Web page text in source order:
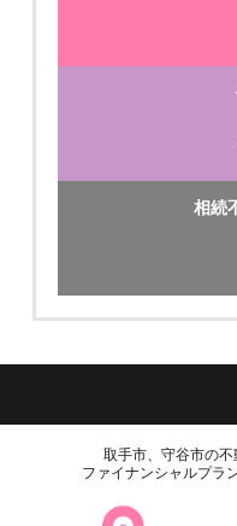
相続
取手市、守谷市の不
ファイナンシャルプラ